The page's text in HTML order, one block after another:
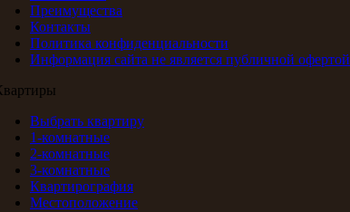
Преимущества
Контакты
Политика конфиденциальности
Информация сайта не является публичной офертой
Выбрать квартиру
1-комнатные
2-комнатные
3-комнатные
Квартирография
Местоположение